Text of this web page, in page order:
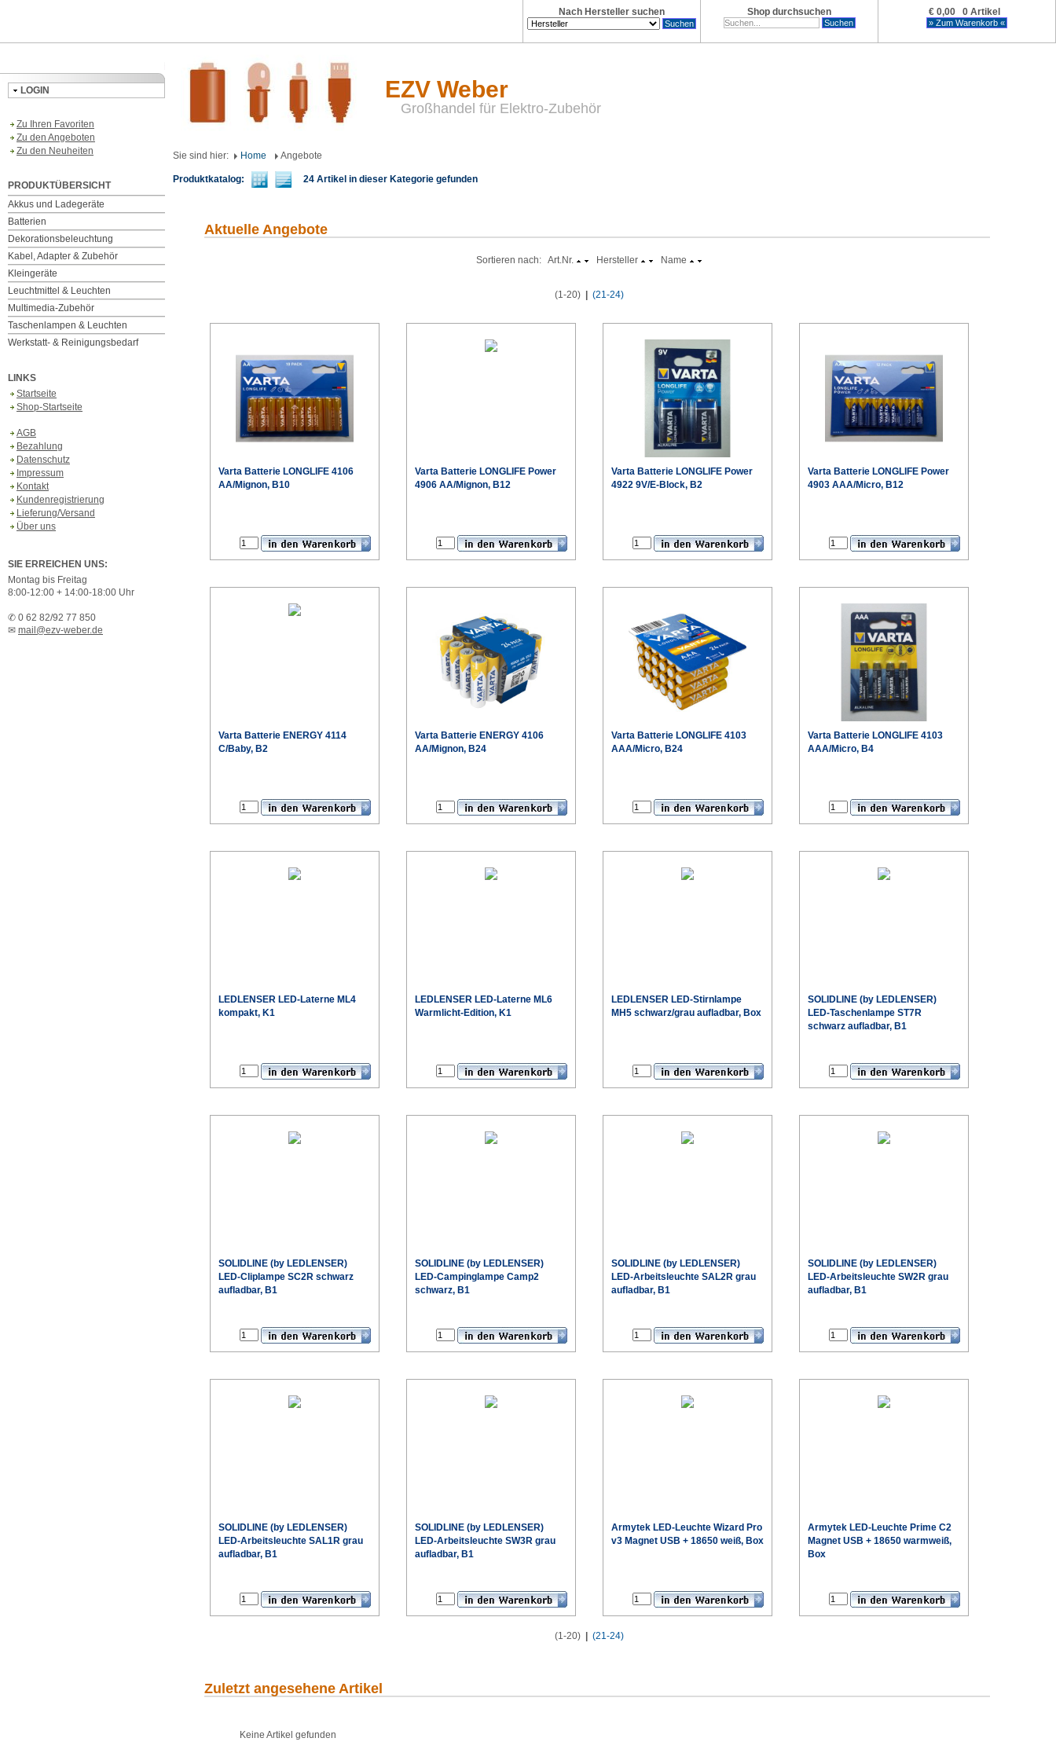
€ 0,00 0 Artikel
Shop durchsuchen
Nach Hersteller suchen
LOGIN
Zu Ihren Favoriten
Zu den Angeboten
Zu den Neuheiten
PRODUKTÜBERSICHT
Akkus und Ladegeräte
Batterien
Dekorationsbeleuchtung
Kabel, Adapter & Zubehör
Kleingeräte
Leuchtmittel & Leuchten
Multimedia-Zubehör
Taschenlampen & Leuchten
Werkstatt- & Reinigungsbedarf
LINKS
Startseite
Shop-Startseite
AGB
Bezahlung
Datenschutz
Impressum
Kontakt
Kundenregistrierung
Lieferung/Versand
Über uns
SIE ERREICHEN UNS:
Montag bis Freitag
8:00-12:00 + 14:00-18:00 Uhr
✆ 0 62 82/92 77 850
✉ mail@ezv-weber.de
EZV Weber
Großhandel für Elektro-Zubehör
Sie sind hier: Home Angebote
Produktkatalog: 24 Artikel in dieser Kategorie gefunden
Aktuelle Angebote
Sortieren nach: Art.Nr. Hersteller Name
(1-20) (21-24)
Varta Batterie LONGLIFE 4106
AA/Mignon, B10
Varta Batterie LONGLIFE Power
4906 AA/Mignon, B12
Varta Batterie LONGLIFE Power
4922 9V/E-Block, B2
Varta Batterie LONGLIFE Power
4903 AAA/Micro, B12
Varta Batterie ENERGY 4114
C/Baby, B2
Varta Batterie ENERGY 4106
AA/Mignon, B24
Varta Batterie LONGLIFE 4103
AAA/Micro, B24
Varta Batterie LONGLIFE 4103
AAA/Micro, B4
LEDLENSER LED-Laterne ML4
kompakt, K1
LEDLENSER LED-Laterne ML6
Warmlicht-Edition, K1
LEDLENSER LED-Stirnlampe
MH5 schwarz/grau aufladbar, Box
SOLIDLINE (by LEDLENSER)
LED-Taschenlampe ST7R
schwarz aufladbar, B1
SOLIDLINE (by LEDLENSER)
LED-Cliplampe SC2R schwarz
aufladbar, B1
SOLIDLINE (by LEDLENSER)
LED-Campinglampe Camp2
schwarz, B1
SOLIDLINE (by LEDLENSER)
LED-Arbeitsleuchte SAL2R grau
aufladbar, B1
SOLIDLINE (by LEDLENSER)
LED-Arbeitsleuchte SW2R grau
aufladbar, B1
SOLIDLINE (by LEDLENSER)
LED-Arbeitsleuchte SAL1R grau
aufladbar, B1
SOLIDLINE (by LEDLENSER)
LED-Arbeitsleuchte SW3R grau
aufladbar, B1
Armytek LED-Leuchte Wizard Pro
v3 Magnet USB + 18650 weiß, Box
Armytek LED-Leuchte Prime C2
Magnet USB + 18650 warmweiß,
Box
(1-20) (21-24)
Zuletzt angesehene Artikel
Keine Artikel gefunden